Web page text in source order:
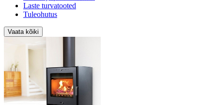
Laste turvatooted
Tuleohutus
Vaata kõiki